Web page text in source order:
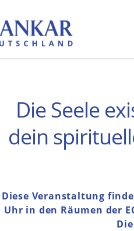
Die Seele
dein
Diese Veranstaltung
Uhr in den Räumen der